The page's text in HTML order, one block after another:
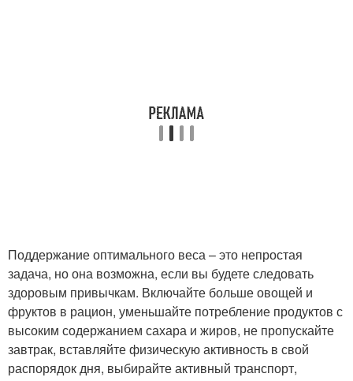
Поддержание оптимального веса – это непростая
задача, но она возможна, если вы будете следовать
здоровым привычкам. Включайте больше овощей и
фруктов в рацион, уменьшайте потребление продуктов с
высоким содержанием сахара и жиров, не пропускайте
завтрак, вставляйте физическую активность в свой
распорядок дня, выбирайте активный транспорт,